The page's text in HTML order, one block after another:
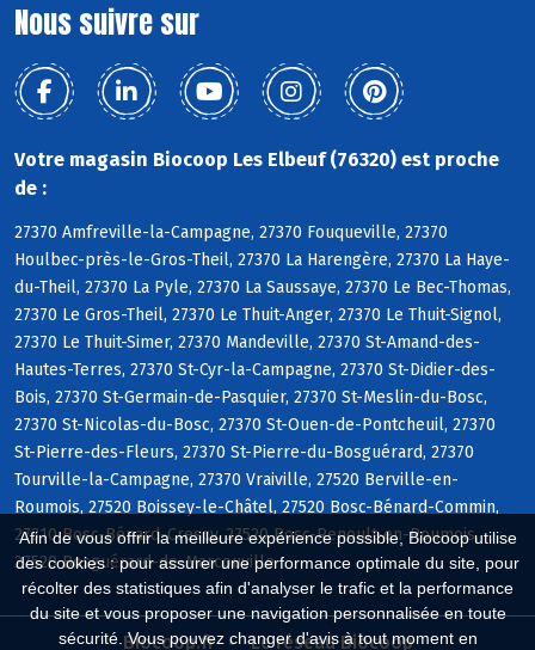
Afin de vous offrir la meilleure expérience possible, Biocoop utilise
des cookies : pour assurer une performance optimale du site, pour
récolter des statistiques afin d'analyser le trafic et la performance
du site et vous proposer une navigation personnalisée en toute
sécurité. Vous pouvez changer d'avis à tout moment en
Nous suivre sur
Votre magasin Biocoop Les Elbeuf (76320) est proche
de :
27370 Amfreville-la-Campagne, 27370 Fouqueville, 27370
Houlbec-près-le-Gros-Theil, 27370 La Harengère, 27370 La Haye-
du-Theil, 27370 La Pyle, 27370 La Saussaye, 27370 Le Bec-Thomas,
27370 Le Gros-Theil, 27370 Le Thuit-Anger, 27370 Le Thuit-Signol,
27370 Le Thuit-Simer, 27370 Mandeville, 27370 St-Amand-des-
Hautes-Terres, 27370 St-Cyr-la-Campagne, 27370 St-Didier-des-
Bois, 27370 St-Germain-de-Pasquier, 27370 St-Meslin-du-Bosc,
27370 St-Nicolas-du-Bosc, 27370 St-Ouen-de-Pontcheuil, 27370
St-Pierre-des-Fleurs, 27370 St-Pierre-du-Bosguérard, 27370
Tourville-la-Campagne, 27370 Vraiville, 27520 Berville-en-
Roumois, 27520 Boissey-le-Châtel, 27520 Bosc-Bénard-Commin,
27310 Bosc-Bénard-Crescy, 27520 Bosc-Renoult-en-Roumois,
27520 Bosguérard-de-Marcouville
Biocoop.fr Le réseau Biocoop